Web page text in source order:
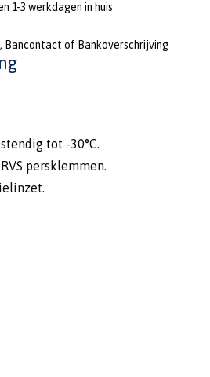
1-3 werkdagen in huis
Bancontact of Bankoverschrijving
tot -30°C.
persklemmen.